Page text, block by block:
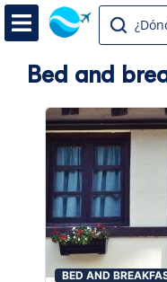
Bed and
BED AND